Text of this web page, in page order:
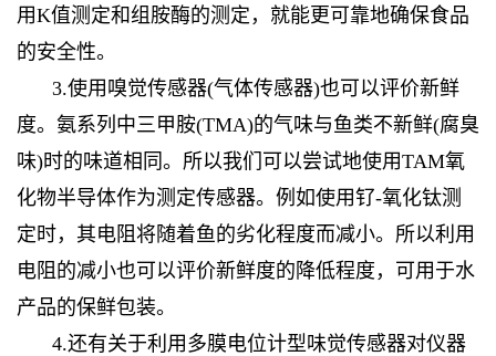
用K值测定和组胺酶的测定，就能更可靠地确保食品
的安全性。
3.使用嗅觉传感器(气体传感器)也可以评价新鲜
度。氨系列中三甲胺(TMA)的气味与鱼类不新鲜(腐臭
味)时的味道相同。所以我们可以尝试地使用TAM氧
化物半导体作为测定传感器。例如使用钌-氧化钛测
定时，其电阻将随着鱼的劣化程度而减小。所以利用
电阻的减小也可以评价新鲜度的降低程度，可用于水
产品的保鲜包装。
4.还有关于利用多膜电位计型味觉传感器对仪器